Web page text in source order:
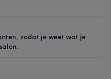
zodat je weet wat je